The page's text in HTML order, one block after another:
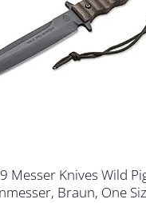
Messer Knives Wild
Braun, One